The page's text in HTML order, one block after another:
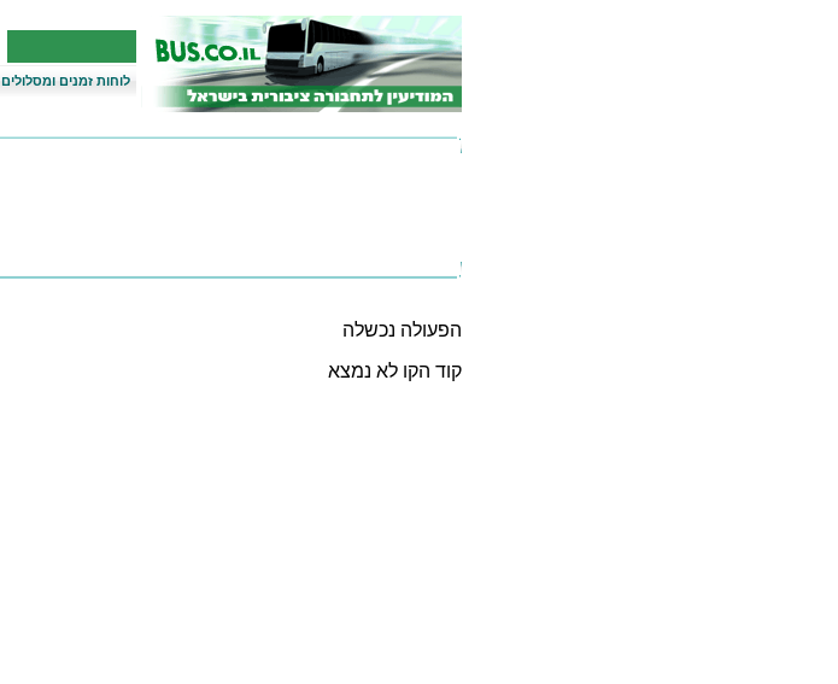
לוחות זמנים ומסלולים
הפעולה נכשלה
קוד הקו לא נמצא